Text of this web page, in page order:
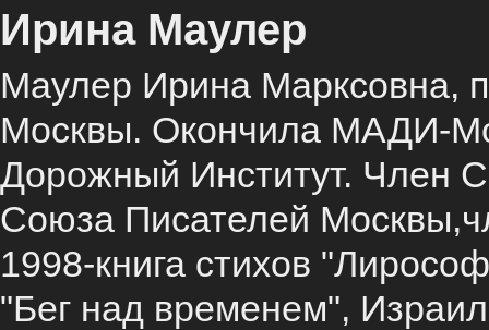
Ирина Маулер
Маулер Ирина Марксовна,
Москвы. Окончила МАДИ-
Дорожный Институт. Член
Союза Писателей
1998-книга стихов
"Бег над временем",